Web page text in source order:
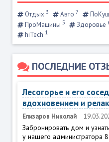
Отдых 3 Авто 7
ПроМашины 5 Здоровье
hiTech 1
ПОСЛЕДНИЕ
Лесогорье и его
вдохновением и
Елизаров Николай
Забронировать дом и
у нашего